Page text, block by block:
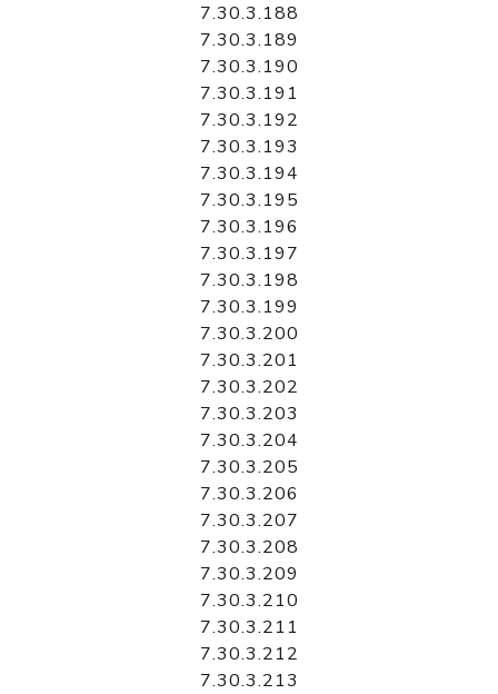
7.30.3.188
7.30.3.189
7.30.3.190
7.30.3.191
7.30.3.192
7.30.3.193
7.30.3.194
7.30.3.195
7.30.3.196
7.30.3.197
7.30.3.198
7.30.3.199
7.30.3.200
7.30.3.201
7.30.3.202
7.30.3.203
7.30.3.204
7.30.3.205
7.30.3.206
7.30.3.207
7.30.3.208
7.30.3.209
7.30.3.210
7.30.3.211
7.30.3.212
7.30.3.213